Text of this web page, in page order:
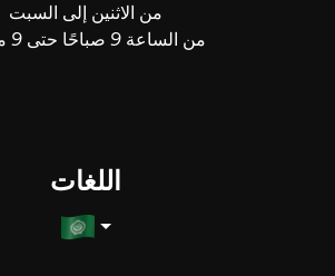
من الاثنين إلى السبت
من الساعة 9 صباحًا حتى 9 مساءً
اللغات